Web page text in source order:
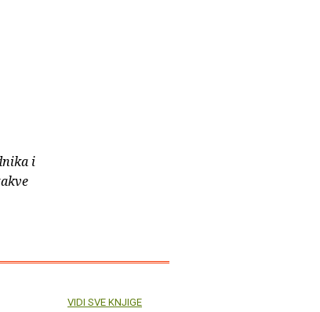
i
VIDI SVE KNJIGE